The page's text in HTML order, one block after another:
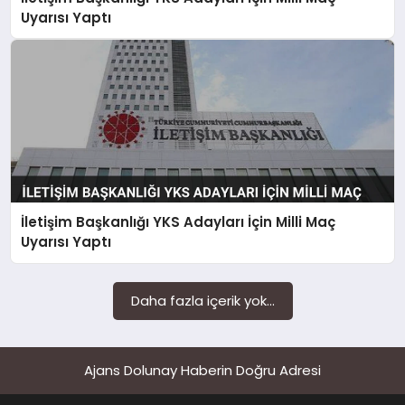
YAŞAM
Uyarısı Yaptı
İletişim Başkanlığı YKS Adayları İçin Milli Maç
Uyarısı Yaptı
Daha fazla içerik yok...
Ajans Dolunay Haberin Doğru Adresi